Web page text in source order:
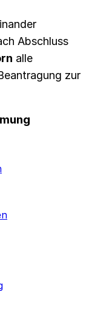
Abschluss
alle
zur